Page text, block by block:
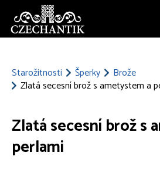
Starožitnosti Šperky
Brože
Zlatá secesní brož s ametystem a
Zlatá secesní brož s
perlami